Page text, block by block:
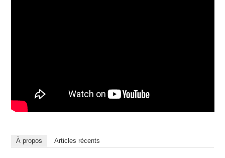
À propos Articles récents